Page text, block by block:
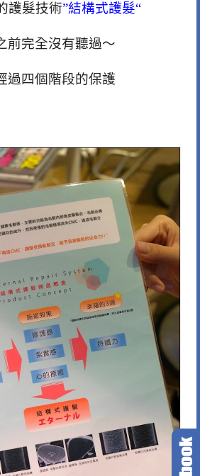
護髮技術”結構式護髮“
前完全沒有聽過～
過四個階段的保護